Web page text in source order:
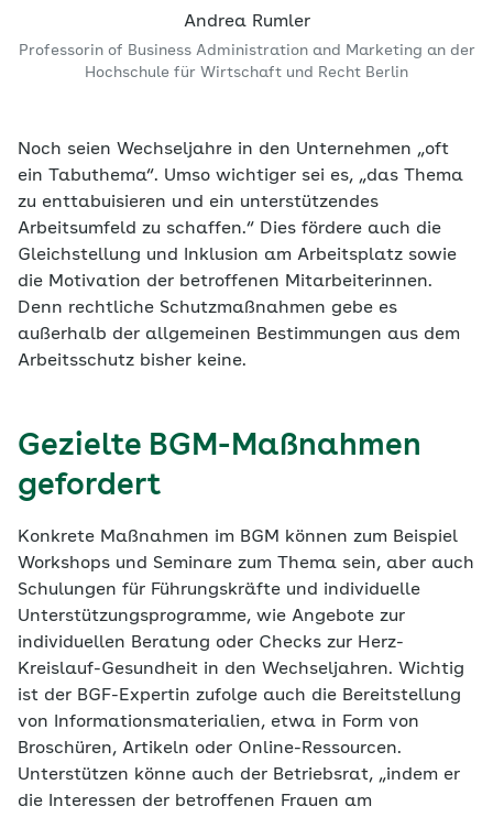
Andrea Rumler
Professorin of Business Administration and Marketing an der
Hochschule für Wirtschaft und Recht Berlin
Noch seien Wechseljahre in den Unternehmen „oft
ein Tabuthema“. Umso wichtiger sei es, „das Thema
zu enttabuisieren und ein unterstützendes
Arbeitsumfeld zu schaffen.“ Dies fördere auch die
Gleichstellung und Inklusion am Arbeitsplatz sowie
die Motivation der betroffenen Mitarbeiterinnen.
Denn rechtliche Schutzmaßnahmen gebe es
außerhalb der allgemeinen Bestimmungen aus dem
Arbeitsschutz bisher keine.
Gezielte BGM-Maßnahmen
gefordert
Konkrete Maßnahmen im BGM können zum Beispiel
Workshops und Seminare zum Thema sein, aber auch
Schulungen für Führungskräfte und individuelle
Unterstützungsprogramme, wie Angebote zur
individuellen Beratung oder Checks zur Herz-
Kreislauf-Gesundheit in den Wechseljahren. Wichtig
ist der BGF-Expertin zufolge auch die Bereitstellung
von Informationsmaterialien, etwa in Form von
Broschüren, Artikeln oder Online-Ressourcen.
Unterstützen könne auch der Betriebsrat, „indem er
die Interessen der betroffenen Frauen am